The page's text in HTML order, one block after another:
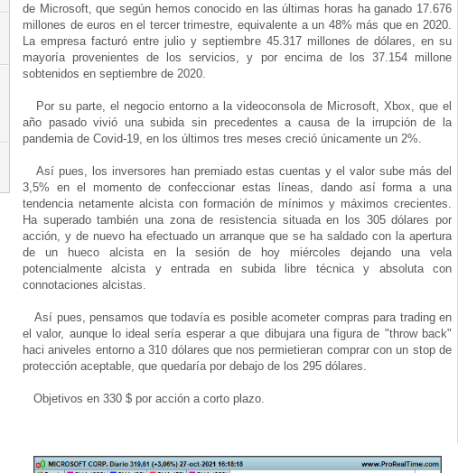
de Microsoft, que según hemos conocido en las últimas horas ha ganado 17.676
millones de euros en el tercer trimestre, equivalente a un 48% más que en 2020.
La empresa facturó entre julio y septiembre 45.317 millones de dólares, en su
mayoría provenientes de los servicios, y por encima de los 37.154 millone
sobtenidos en septiembre de 2020.
Por su parte, el negocio entorno a la videoconsola de Microsoft, Xbox, que el
año pasado vivió una subida sin precedentes a causa de la irrupción de la
pandemia de Covid-19, en los últimos tres meses creció únicamente un 2%.
Así pues, los inversores han premiado estas cuentas y el valor sube más del
3,5% en el momento de confeccionar estas líneas, dando así forma a una
tendencia netamente alcista con formación de mínimos y máximos crecientes.
Ha superado también una zona de resistencia situada en los 305 dólares por
acción, y de nuevo ha efectuado un arranque que se ha saldado con la apertura
de un hueco alcista en la sesión de hoy miércoles dejando una vela
potencialmente alcista y entrada en subida libre técnica y absoluta con
connotaciones alcistas.
Así pues, pensamos que todavía es posible acometer compras para trading en
el valor, aunque lo ideal sería esperar a que dibujara una figura de "throw back"
haci aniveles entorno a 310 dólares que nos permietieran comprar con un stop de
protección aceptable, que quedaría por debajo de los 295 dólares.
Objetivos en 330 $ por acción a corto plazo.